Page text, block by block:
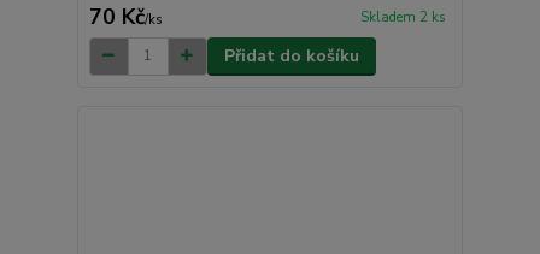
70 Kč/ks Skladem 2 ks
Přidat do košíku